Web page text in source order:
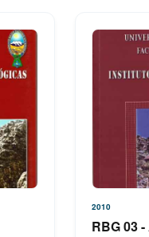
2010
RBG 03 -